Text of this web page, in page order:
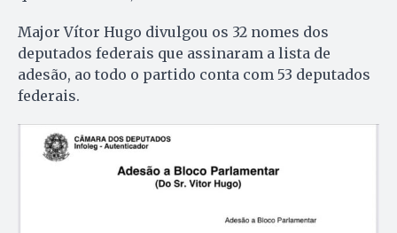
Major Vítor Hugo divulgou os 32 nomes dos
deputados federais que assinaram a lista de
adesão, ao todo o partido conta com 53 deputados
federais.